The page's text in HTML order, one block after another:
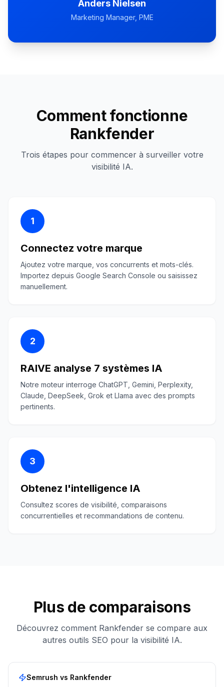
Anders Nielsen
Marketing Manager, PME
Comment fonctionne
Rankfender
Trois étapes pour commencer à surveiller votre
visibilité IA.
1
Connectez votre marque
Ajoutez votre marque, vos concurrents et mots-clés.
Importez depuis Google Search Console ou saisissez
manuellement.
2
RAIVE analyse 7 systèmes IA
Notre moteur interroge ChatGPT, Gemini, Perplexity,
Claude, DeepSeek, Grok et Llama avec des prompts
pertinents.
3
Obtenez l'intelligence IA
Consultez scores de visibilité, comparaisons
concurrentielles et recommandations de contenu.
Plus de comparaisons
Découvrez comment Rankfender se compare aux
autres outils SEO pour la visibilité IA.
Semrush vs Rankfender